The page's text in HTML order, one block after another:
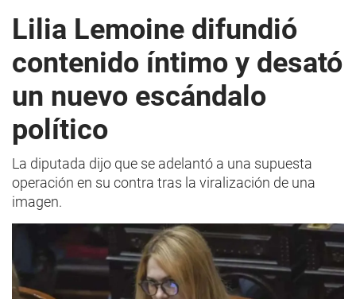
Lilia Lemoine difundió
contenido íntimo y desató
un nuevo escándalo
político
La diputada dijo que se adelantó a una supuesta
operación en su contra tras la viralización de una
imagen.